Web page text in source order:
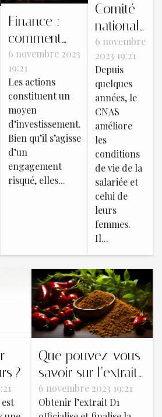
Finance :
comment
acheter les
actions ?
6 novembre 2023
19:21
Les actions
constituent un
moyen
d’investissement.
Bien qu’il s’agisse
d’un
engagement
risqué, elles...
Comité
national
d’Action
sociale
(CNAS) :
Qu’est-
ce que
c’est ?
6 novembre
2023 19:21
Depuis
quelques
années, le
CNAS
améliore
les
conditions
de vie de la
salariée et
celui de
leurs
femmes.
Il...
?
Que pouvez-vous
savoir sur l’extrait
D1 ?
6 novembre 2023 19:21
Obtenir l’extrait D1